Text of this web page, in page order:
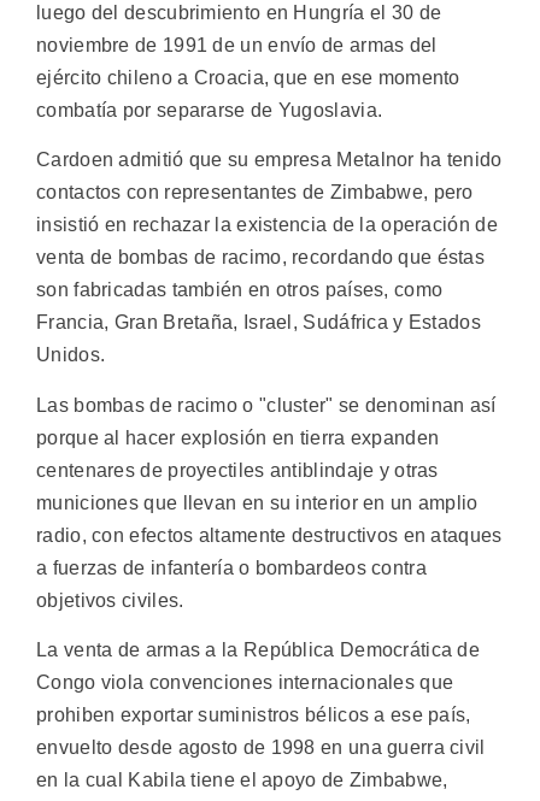
luego del descubrimiento en Hungría el 30 de
noviembre de 1991 de un envío de armas del
ejército chileno a Croacia, que en ese momento
combatía por separarse de Yugoslavia.
Cardoen admitió que su empresa Metalnor ha tenido
contactos con representantes de Zimbabwe, pero
insistió en rechazar la existencia de la operación de
venta de bombas de racimo, recordando que éstas
son fabricadas también en otros países, como
Francia, Gran Bretaña, Israel, Sudáfrica y Estados
Unidos.
Las bombas de racimo o "cluster" se denominan así
porque al hacer explosión en tierra expanden
centenares de proyectiles antiblindaje y otras
municiones que llevan en su interior en un amplio
radio, con efectos altamente destructivos en ataques
a fuerzas de infantería o bombardeos contra
objetivos civiles.
La venta de armas a la República Democrática de
Congo viola convenciones internacionales que
prohiben exportar suministros bélicos a ese país,
envuelto desde agosto de 1998 en una guerra civil
en la cual Kabila tiene el apoyo de Zimbabwe,